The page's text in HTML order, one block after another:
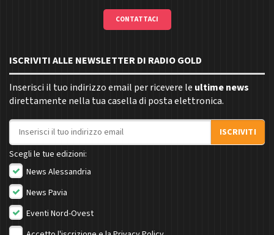
CONTATTACI
ISCRIVITI ALLE NEWSLETTER DI RADIO GOLD
Inserisci il tuo indirizzo email per ricevere le ultime news
direttamente nella tua casella di posta elettronica.
Indirizzo email
ISCRIVITI
Scegli le tue edizioni:
News Alessandria
News Pavia
Eventi Nord-Ovest